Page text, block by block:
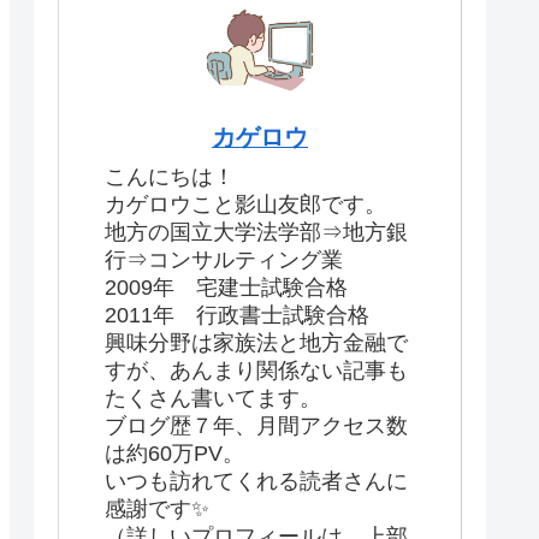
カゲロウ
こんにちは！
カゲロウこと影山友郎です。
地方の国立大学法学部⇒地方銀
行⇒コンサルティング業
2009年 宅建士試験合格
2011年 行政書士試験合格
興味分野は家族法と地方金融で
すが、あんまり関係ない記事も
たくさん書いてます。
ブログ歴７年、月間アクセス数
は約60万PV。
いつも訪れてくれる読者さんに
感謝です✨